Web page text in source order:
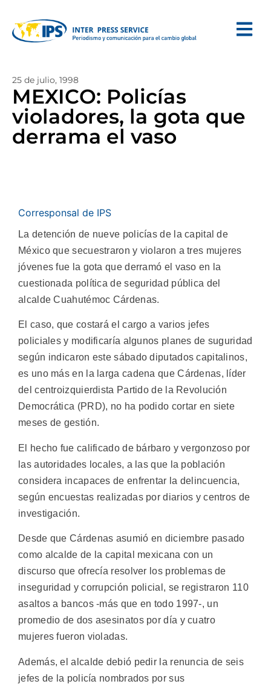
25 de julio, 1998
MEXICO: Policías
violadores, la gota que
derrama el vaso
Corresponsal de IPS
La detención de nueve policías de la capital de
México que secuestraron y violaron a tres mujeres
jóvenes fue la gota que derramó el vaso en la
cuestionada política de seguridad pública del
alcalde Cuahutémoc Cárdenas.
El caso, que costará el cargo a varios jefes
policiales y modificaría algunos planes de suguridad
según indicaron este sábado diputados capitalinos,
es uno más en la larga cadena que Cárdenas, líder
del centroizquierdista Partido de la Revolución
Democrática (PRD), no ha podido cortar en siete
meses de gestión.
El hecho fue calificado de bárbaro y vergonzoso por
las autoridades locales, a las que la población
considera incapaces de enfrentar la delincuencia,
según encuestas realizadas por diarios y centros de
investigación.
Desde que Cárdenas asumió en diciembre pasado
como alcalde de la capital mexicana con un
discurso que ofrecía resolver los problemas de
inseguridad y corrupción policial, se registraron 110
asaltos a bancos -más que en todo 1997-, un
promedio de dos asesinatos por día y cuatro
mujeres fueron violadas.
Además, el alcalde debió pedir la renuncia de seis
jefes de la policía nombrados por sus